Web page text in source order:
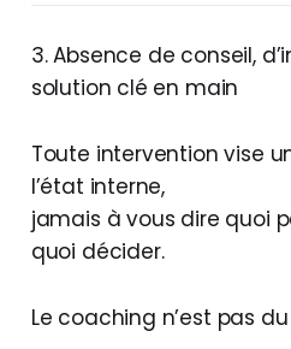
3. Absence de conseil,
solution clé en main
Toute intervention vise
l’état interne,
jamais à vous dire quoi
quoi décider.
Le coaching n’est pas